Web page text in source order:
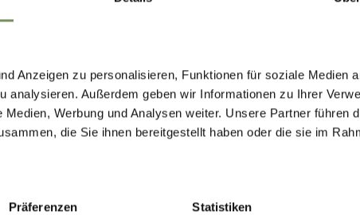
Anzeigen zu personalisieren, Funktionen für soziale Medien
analysieren. Außerdem geben wir Informationen zu Ihrer
Werbung und Analysen weiter. Unsere Partner führen
die Sie ihnen bereitgestellt haben oder die sie im
Präferenzen Statistiken